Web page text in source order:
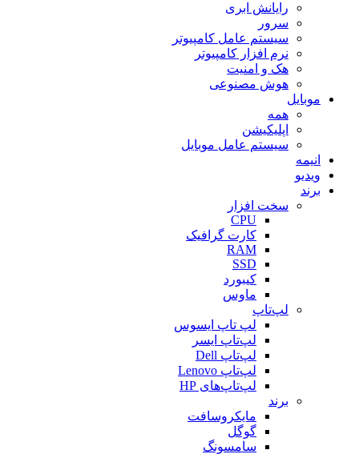
رایانش ابری
سرور
سیستم عامل کامپیوتر
نرم افزار کامپیوتر
هک و امنیت
هوش مصنوعی
موبایل
همه
اپلیکیشن
سیستم عامل موبایل
انیمه
ویدیو
برند
سخت افزار
CPU
کارت گرافیک
RAM
SSD
کیبورد
ماوس
لپ‌تاپ
لپ تاپ ایسوس
لپ‌تاپ ایسر
لپ‌تاپ Dell
لپ‌تاپ Lenovo
لپ‌تاپ‌های HP
برند
مایکروسافت
گوگل
سامسونگ